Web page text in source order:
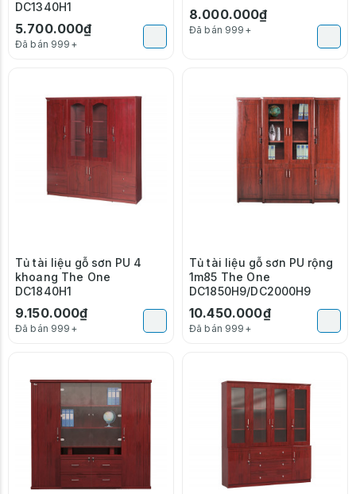
DC1340H1
5.700.000₫
Đã bán 999+
8.000.000₫
Đã bán 999+
Tủ tài liệu gỗ sơn PU 4
khoang The One
DC1840H1
9.150.000₫
Đã bán 999+
Tủ tài liệu gỗ sơn PU rộng
1m85 The One
DC1850H9/DC2000H9
10.450.000₫
Đã bán 999+